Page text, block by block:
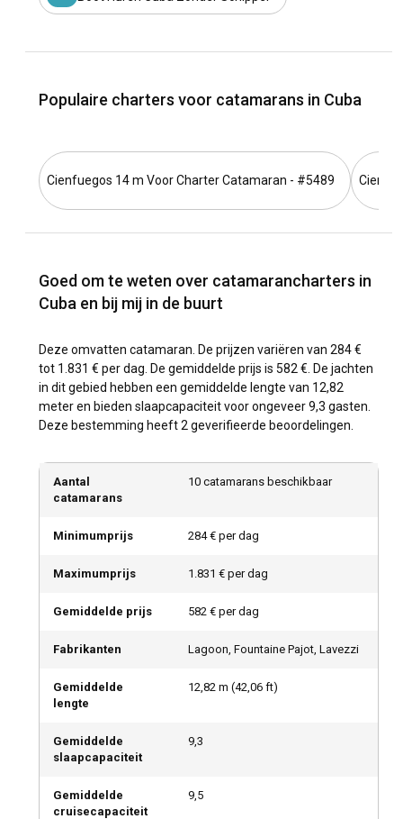
Populaire charters voor catamarans in Cuba
Cienfuegos 14 m Voor Charter Catamaran - #5489
Goed om te weten over catamarancharters in
Cuba en bij mij in de buurt
Deze omvatten catamaran. De prijzen variëren van 284 €
tot 1.831 € per dag. De gemiddelde prijs is 582 €. De jachten
in dit gebied hebben een gemiddelde lengte van 12,82
meter en bieden slaapcapaciteit voor ongeveer 9,3 gasten.
Deze bestemming heeft 2 geverifieerde beoordelingen.
Aantal
catamarans
10 catamarans beschikbaar
Minimumprijs 284 € per dag
Maximumprijs 1.831 € per dag
Gemiddelde prijs 582 € per dag
Fabrikanten Lagoon, Fountaine Pajot, Lavezzi
Gemiddelde
lengte
12,82 m (42,06 ft)
Gemiddelde
slaapcapaciteit
9,3
Gemiddelde
cruisecapaciteit
9,5